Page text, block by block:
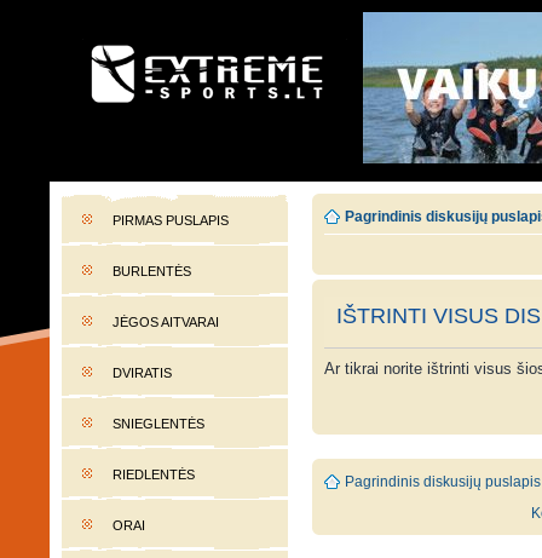
EXTREME-SPORTS.LT
PIRMAS PUSLAPIS
BURLENTĖS
JĖGOS AITVARAI
DVIRATIS
SNIEGLENTĖS
RIEDLENTĖS
ORAI
Pagrindinis diskusijų
IŠTRINTI VISUS
Ar tikrai norite ištrinti visus
Pagrindinis diskusijų puslapis